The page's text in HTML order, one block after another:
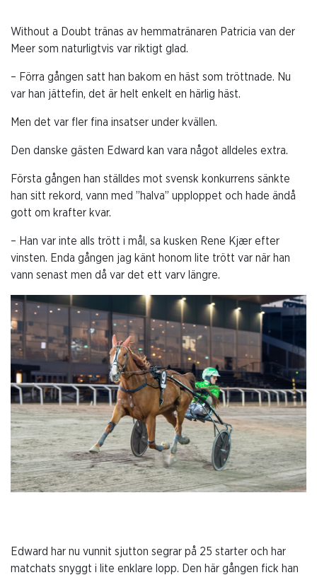
Without a Doubt tränas av hemmatränaren Patricia van der
Meer som naturligtvis var riktigt glad.
– Förra gången satt han bakom en häst som tröttnade. Nu
var han jättefin, det är helt enkelt en härlig häst.
Men det var fler fina insatser under kvällen.
Den danske gästen Edward kan vara något alldeles extra.
Första gången han ställdes mot svensk konkurrens sänkte
han sitt rekord, vann med ”halva” upploppet och hade ändå
gott om krafter kvar.
– Han var inte alls trött i mål, sa kusken Rene Kjær efter
vinsten. Enda gången jag känt honom lite trött var när han
vann senast men då var det ett varv längre.
Edward har nu vunnit sjutton segrar på 25 starter och har
matchats snyggt i lite enklare lopp. Den här gången fick han